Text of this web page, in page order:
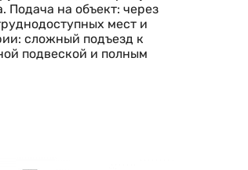
Подача на объект: через
мест и
сложный подъезд к
подвеской и полным